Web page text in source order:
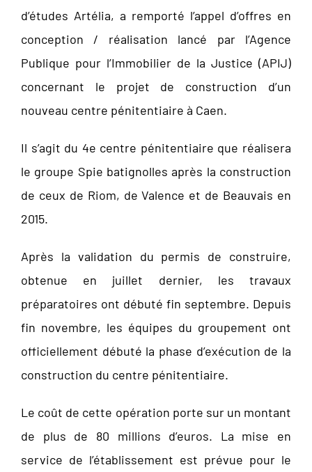
d’études Artélia, a remporté l’appel d’offres en
conception / réalisation lancé par l’Agence
Publique pour l’Immobilier de la Justice (APIJ)
concernant le projet de construction d’un
nouveau centre pénitentiaire à Caen.
Il s’agit du 4e centre pénitentiaire que réalisera
le groupe Spie batignolles après la construction
de ceux de Riom, de Valence et de Beauvais en
2015.
Après la validation du permis de construire,
obtenue en juillet dernier, les travaux
préparatoires ont débuté fin septembre. Depuis
fin novembre, les équipes du groupement ont
officiellement débuté la phase d’exécution de la
construction du centre pénitentiaire.
Le coût de cette opération porte sur un montant
de plus de 80 millions d’euros. La mise en
service de l’établissement est prévue pour le